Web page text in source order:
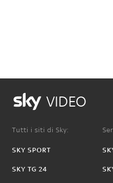
VIDEO
Tutti i siti di Sky:
SKY SPORT
SKY TG 24